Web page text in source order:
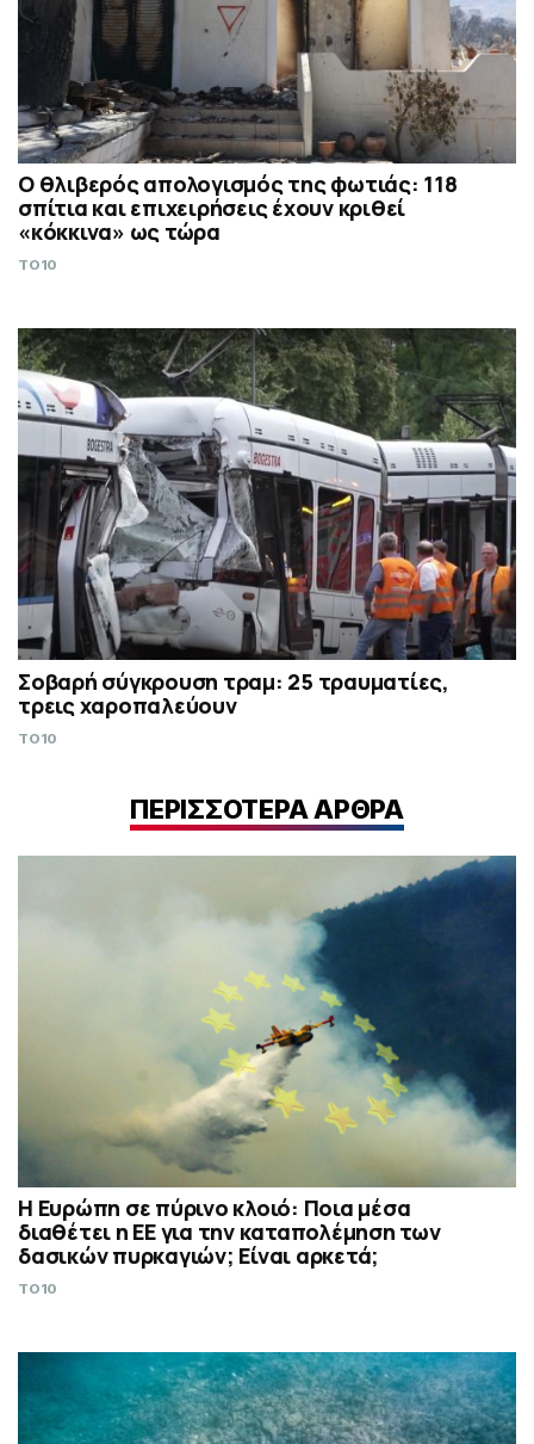
Ο θλιβερός απολογισμός της φωτιάς: 118
σπίτια και επιχειρήσεις έχουν κριθεί
«κόκκινα» ως τώρα
TO10
Σοβαρή σύγκρουση τραμ: 25 τραυματίες,
τρεις χαροπαλεύουν
TO10
ΠΕΡΙΣΣΟΤΕΡΑ ΑΡΘΡΑ
Η Ευρώπη σε πύρινο κλοιό: Ποια μέσα
διαθέτει η ΕΕ για την καταπολέμηση των
δασικών πυρκαγιών; Είναι αρκετά;
TO10